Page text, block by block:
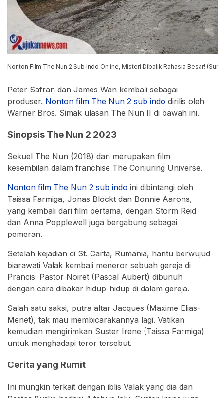
Nonton Film The Nun 2 Sub Indo Online, Misteri Dibalik Rahasia Besar!
Peter Safran dan James Wan kembali sebagai
produser. Nonton film The Nun 2 sub indo dirilis oleh
Warner Bros. Simak ulasan The Nun II di bawah ini.
Sinopsis The Nun 2 2023
Sekuel The Nun (2018) dan merupakan film
kesembilan dalam franchise The Conjuring Universe.
Nonton film The Nun 2 sub indo ini dibintangi oleh
Taissa Farmiga, Jonas Blockt dan Bonnie Aarons,
yang kembali dari film pertama, dengan Storm Reid
dan Anna Popplewell juga bergabung sebagai
pemeran.
Setelah kejadian di St. Carta, Rumania, hantu berwujud
biarawati Valak kembali meneror sebuah gereja di
Prancis. Pastor Noiret (Pascal Aubert) dibunuh
dengan cara dibakar hidup-hidup di dalam gereja.
Salah satu saksi, putra altar Jacques (Maxime Elias-
Menet), tak mau membicarakannya lagi. Vatikan
kemudian mengirimkan Suster Irene (Taissa Farmiga)
untuk menghadapi teror tersebut.
Cerita yang Rumit
Ini mungkin terkait dengan iblis Valak yang dia dan